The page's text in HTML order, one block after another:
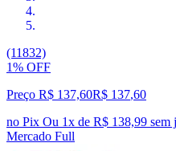
(11832)
1% OFF
Preço R$ 137,60R$ 137,60
no Pix Ou 1x de R$ 138,99 sem
Mercado Full